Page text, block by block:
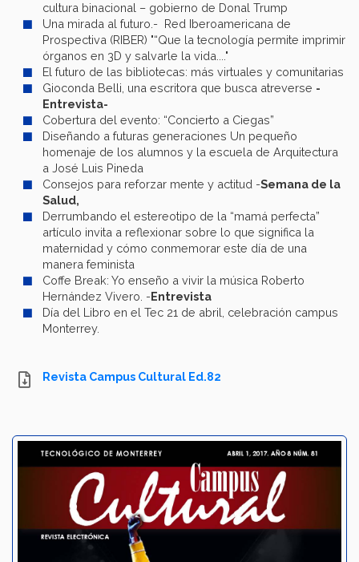
cultura binacional – gobierno de Donal Trump
Una mirada al futuro.- Red Iberoamericana de
Prospectiva (RIBER) "“Que la tecnología permite imprimir
órganos en 3D y salvarle la vida...."
El futuro de las bibliotecas: más virtuales y comunitarias
Gioconda Belli, una escritora que busca atreverse -
Entrevista-
Cobertura del evento: “Concierto a Ciegas”
Diseñando a futuras generaciones Un pequeño
homenaje de los alumnos y la escuela de Arquitectura
a José Luis Pineda
Consejos para reforzar mente y actitud -Semana de la
Salud,
Derrumbando el estereotipo de la “mamá perfecta”
artículo invita a reflexionar sobre lo que significa la
maternidad y cómo conmemorar este día de una
manera feminista
Coffe Break: Yo enseño a vivir la música Roberto
Hernández Vivero. -Entrevista
Día del Libro en el Tec 21 de abril, celebración campus
Monterrey.
Revista Campus Cultural Ed.82